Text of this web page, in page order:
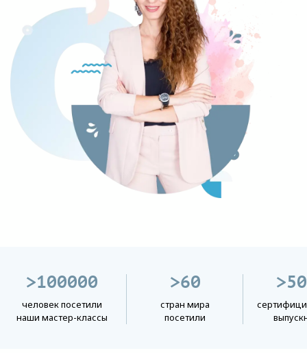
>100000
человек посетили
наши мастер-классы
>60
стран мира
посетили